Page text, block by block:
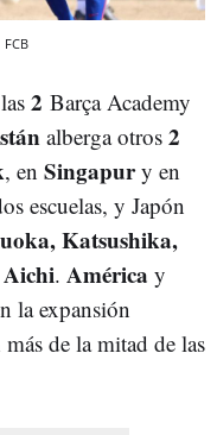
FCB
2 Barça Academy
alberga otros 2
, en Singapury en
escuelas, y Japón
Katsushika,
. América y
la expansión
de la mitad de las